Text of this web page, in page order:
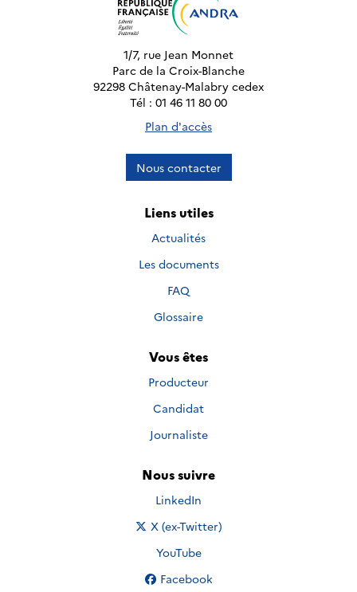
1/7, rue Jean Monnet
Parc de la Croix-Blanche
92298 Châtenay-Malabry cedex
Tél : 01 46 11 80 00
Plan d'accès
Nous contacter
Liens utiles
Actualités
Les documents
FAQ
Glossaire
Vous êtes
Producteur
Candidat
Journaliste
Nous suivre
Nous suivre sur
LinkedIn
Nous suivre sur
X (ex-Twitter)
Nous suivre sur
YouTube
Nous suivre sur
Facebook